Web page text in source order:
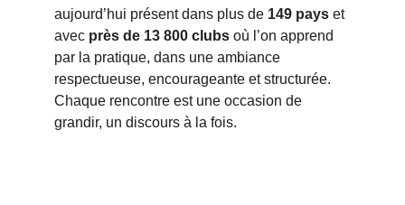
aujourd’hui présent dans plus de 149 pays et
avec près de 13 800 clubs où l’on apprend
par la pratique, dans une ambiance
respectueuse, encourageante et structurée.
Chaque rencontre est une occasion de
grandir, un discours à la fois.